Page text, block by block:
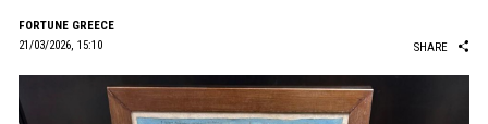
FORTUNE GREECE
21/03/2026, 15:10
SHARE